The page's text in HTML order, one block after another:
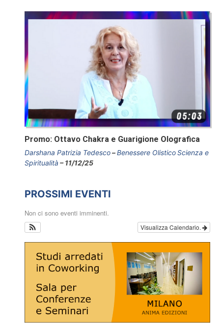
Promo: Ottavo Chakra e Guarigione Olografica
Darshana Patrizia Tedesco Benessere OlisticoScienza e
Spiritualità
11/12/25
PROSSIMI EVENTI
Non ci sono eventi imminenti.
Visualizza Calendario.